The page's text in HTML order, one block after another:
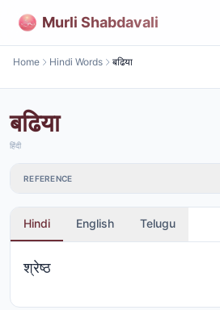
Murli Shabdavali
Home Hindi Words बढिया
बढिया
हिंदी
REFERENCE
Hindi English Telugu
श्रेष्ठ